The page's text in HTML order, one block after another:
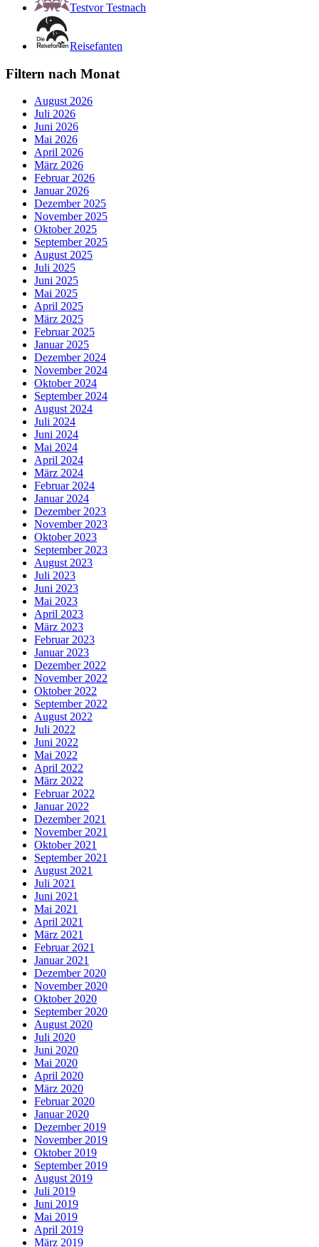
Testvor Testnach
Reisefanten
Filtern nach Monat
August 2026
Juli 2026
Juni 2026
Mai 2026
April 2026
März 2026
Februar 2026
Januar 2026
Dezember 2025
November 2025
Oktober 2025
September 2025
August 2025
Juli 2025
Juni 2025
Mai 2025
April 2025
März 2025
Februar 2025
Januar 2025
Dezember 2024
November 2024
Oktober 2024
September 2024
August 2024
Juli 2024
Juni 2024
Mai 2024
April 2024
März 2024
Februar 2024
Januar 2024
Dezember 2023
November 2023
Oktober 2023
September 2023
August 2023
Juli 2023
Juni 2023
Mai 2023
April 2023
März 2023
Februar 2023
Januar 2023
Dezember 2022
November 2022
Oktober 2022
September 2022
August 2022
Juli 2022
Juni 2022
Mai 2022
April 2022
März 2022
Februar 2022
Januar 2022
Dezember 2021
November 2021
Oktober 2021
September 2021
August 2021
Juli 2021
Juni 2021
Mai 2021
April 2021
März 2021
Februar 2021
Januar 2021
Dezember 2020
November 2020
Oktober 2020
September 2020
August 2020
Juli 2020
Juni 2020
Mai 2020
April 2020
März 2020
Februar 2020
Januar 2020
Dezember 2019
November 2019
Oktober 2019
September 2019
August 2019
Juli 2019
Juni 2019
Mai 2019
April 2019
März 2019